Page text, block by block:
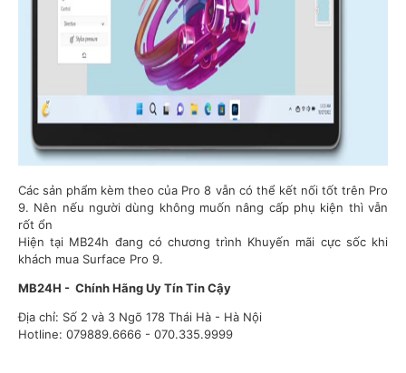
Các sản phẩm kèm theo của Pro 8 vẫn có thể kết nối tốt trên Pro
9. Nên nếu người dùng không muốn nâng cấp phụ kiện thì vẫn
rốt ổn
Hiện tại MB24h đang có chương trình Khuyến mãi cực sốc khi
khách mua Surface Pro 9.
MB24H - Chính Hãng Uy Tín Tin Cậy
Địa chỉ: Số 2 và 3 Ngõ 178 Thái Hà - Hà Nội
Hotline: 079889.6666 - 070.335.9999